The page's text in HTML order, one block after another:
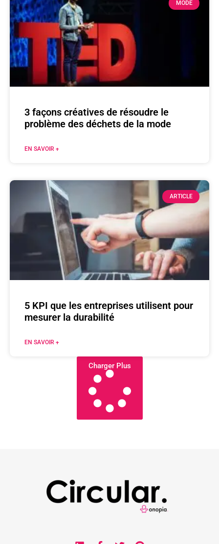
MODE
3 façons créatives de résoudre le
problème des déchets de la mode
EN SAVOIR +
ARTICLE
5 KPI que les entreprises utilisent pour
mesurer la durabilité
EN SAVOIR +
Charger Plus